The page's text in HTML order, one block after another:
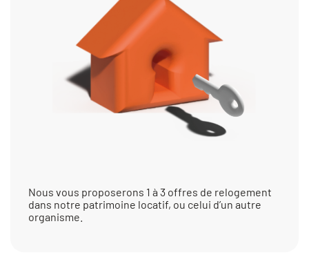
Nous vous proposerons 1 à 3 offres de relogement
dans notre patrimoine locatif, ou celui d’un autre
organisme.